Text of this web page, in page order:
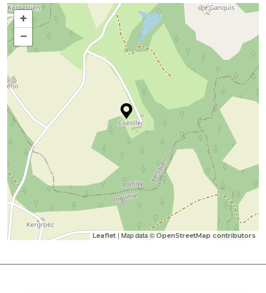
+
−
Leaflet | Map data © OpenStreetMap contributors